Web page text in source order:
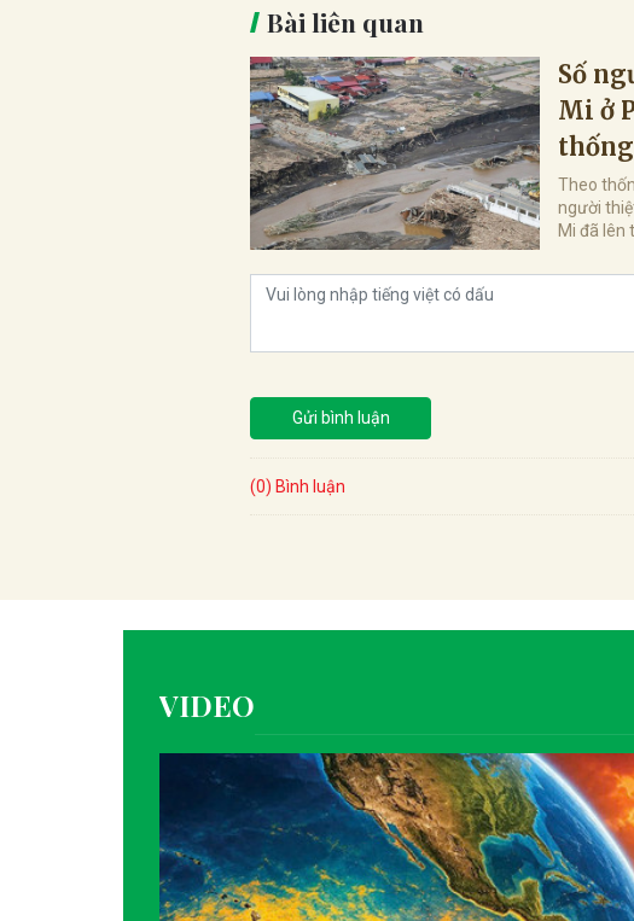
Bài liên quan
Số
Mi ở
Theo
người
Mi đã lên
Gửi bình luận
(0) Bình luận
VIDEO